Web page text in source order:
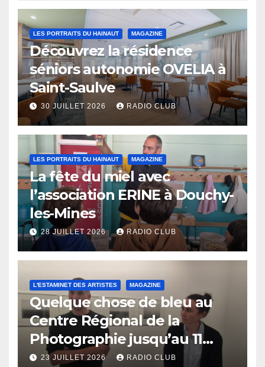
LES PORTRAITS DU HAINAUT MAGAZINE
Découvrez la résidence
séniors autonomie OVELIA à
Saint-Saulve
30 JUILLET 2026 RADIO CLUB
LES PORTRAITS DU HAINAUT MAGAZINE
La fête du miel avec
l’association ERINE à Douchy-
les-Mines
28 JUILLET 2026 RADIO CLUB
L'ESTAMINET DES ARTISTES MAGAZINE
Quelque chose de bleu au
Centre Régional de la
Photographie jusqu’au 11
octobre
23 JUILLET 2026 RADIO CLUB